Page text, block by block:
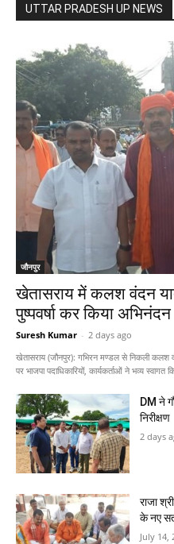
UTTAR PRADESH UP NEWS
जौनपुर
खेतासराय में कलश वंदन
पुष्पवर्षा कर किया अभिनंदन
Suresh Kumar - 2 days ago
खेतासराय (जौनपुर): गभिरन मण्डल से निकली कलश
पर भाजपा पदाधिकारियों, कार्यकर्ताओं ने भव्य स्वागत
DM ने
निरीक्षण
2 days
राजा
के नए
July 14,